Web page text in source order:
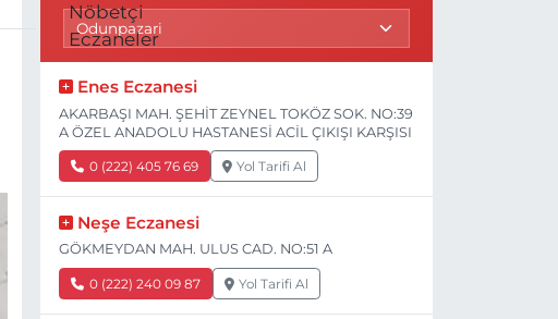
Enes Eczanesi
AKARBAŞI MAH. ŞEHİT ZEYNEL TOKÖZ SOK. NO:39
A ÖZEL ANADOLU HASTANESİ ACİL ÇIKIŞI KARŞISI
0 (222) 405 76 69 Yol Tarifi Al
Neşe Eczanesi
GÖKMEYDAN MAH. ULUS CAD. NO:51 A
0 (222) 240 09 87 Yol Tarifi Al